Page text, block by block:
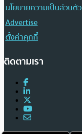
นโยบายความเป็นส่วนตัว
Advertise
ตั้งค่าคุกกี้
ติดตามเรา